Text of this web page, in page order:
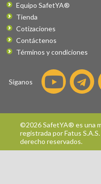
Equipo SafetYA®
Tienda
Cotizaciones
Contáctenos
Términos y condiciones
Síganos
©2026 SafetYA® es una
registrada porFatus S.A.S.
derecho reservados.